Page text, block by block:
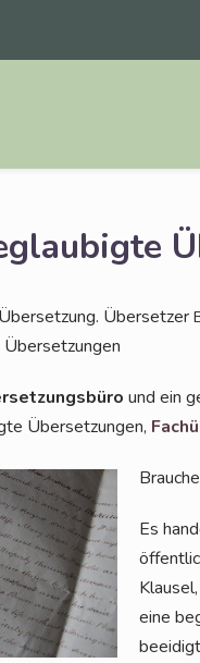
Über­set­zer
und ein
Über­set­zun­gen,
Es
eine